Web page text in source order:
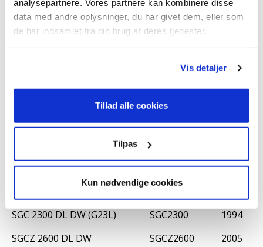
analysepartnere. Vores partnere kan kombinere disse
data med andre oplysninger, du har givet dem, eller som
de har indsamlet fra din brug af deres tjenester.
Vis detaljer
Tillad alle cookies
Tilpas
Kun nødvendige cookies
EXZ2600 DL - Kantskaerer
EXZ2600 DL - Kædesav
EXZ2600 DL - Motor
FBC 26 (G4C52) (G3C)
K25 BC-254A (G2E12)
SGC 2300 DL DW (G23L)
SGCZ 2600 DL DW
HE-EX1
PS-EX1
EXZ2600DL-M
EXZ2600DL-S
FBC26
FBC33AV
K25BC-254A
SGC2300
SGCZ2600
2006
2006
2006
1982
1986
1994
2005